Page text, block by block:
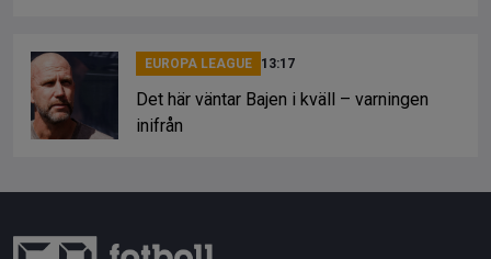
EUROPA LEAGUE 13:17
Det här väntar Bajen i kväll – varningen
inifrån